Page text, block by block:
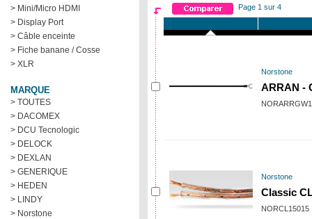
> Mini/Micro HDMI
> Display Port
> Câble enceinte
> Fiche banane / Cosse
> XLR
MARQUE
> TOUTES
> DACOMEX
> DCU Tecnologic
> DELOCK
> DEXLAN
> GENERIQUE
> HEDEN
> LINDY
> Norstone
Page 1 sur 4
Norstone
ARRAN -
Norstone
Classic
NORCL15015